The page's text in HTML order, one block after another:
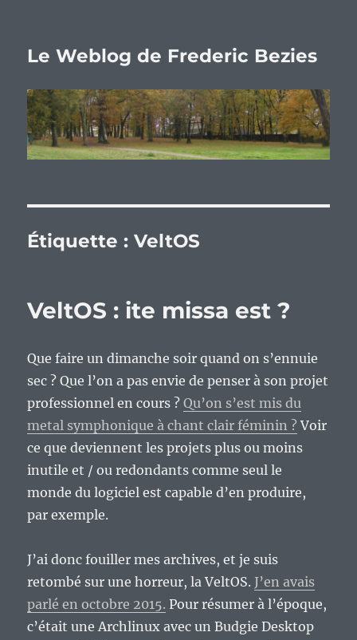
Le Weblog de Frederic Bezies
Étiquette :VeltOS
VeltOS : ite missa est ?
Que faire un dimanche soir quand on s’ennuie
sec ? Que l’on a pas envie de penser à son projet
professionnel en cours ?Qu’on s’est mis du
metal symphonique à chant clair féminin ?Voir
ce que deviennent les projets plus ou moins
inutile et / ou redondants comme seul le
monde du logiciel est capable d’en produire,
par exemple.
J’ai donc fouiller mes archives, et je suis
retombé sur une horreur, la VeltOS. J’en avais
parlé en octobre 2015. Pour résumer à l’époque,
c’était une Archlinux avec un Budgie Desktop